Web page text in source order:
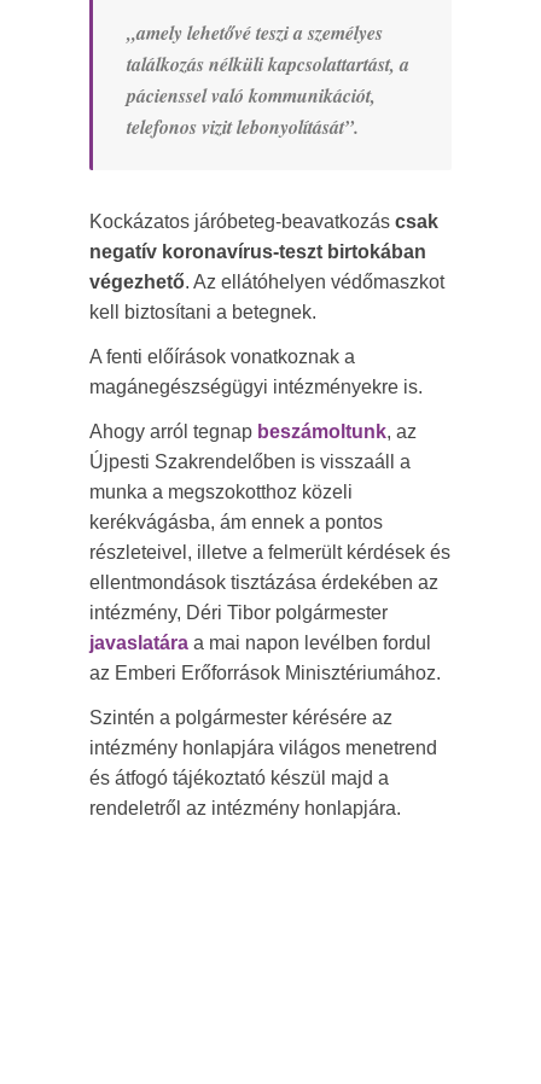
„amely lehetővé teszi a személyes
találkozás nélküli kapcsolattartást, a
pácienssel való kommunikációt,
telefonos vizit lebonyolítását”.
Kockázatos járóbeteg-beavatkozás csak
negatív koronavírus-teszt birtokában
végezhető. Az ellátóhelyen védőmaszkot
kell biztosítani a betegnek.
A fenti előírások vonatkoznak a
magánegészségügyi intézményekre is.
Ahogy arról tegnap beszámoltunk, az
Újpesti Szakrendelőben is visszaáll a
munka a megszokotthoz közeli
kerékvágásba, ám ennek a pontos
részleteivel, illetve a felmerült kérdések és
ellentmondások tisztázása érdekében az
intézmény, Déri Tibor polgármester
javaslatára a mai napon levélben fordul
az Emberi Erőforrások Minisztériumához.
Szintén a polgármester kérésére az
intézmény honlapjára világos menetrend
és átfogó tájékoztató készül majd a
rendeletről az intézmény honlapjára.